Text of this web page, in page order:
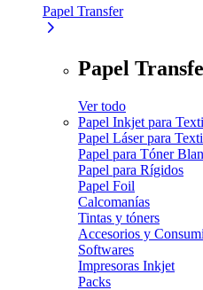
Papel Transfer
Papel
Ver todo
Papel Inkjet para
Papel Láser para
Papel para Tóner
Papel para Rígidos
Papel Foil
Calcomanías
Tintas y tóners
Accesorios y
Softwares
Impresoras Inkjet
Packs